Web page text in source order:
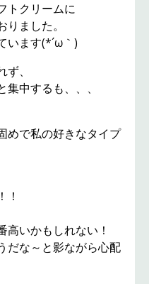
トクリームに
ました。
います(*´ω｀)
、
中するも、、、
めで私の好きなタイプ
！
いかもしれない！
だな～と影ながら心配